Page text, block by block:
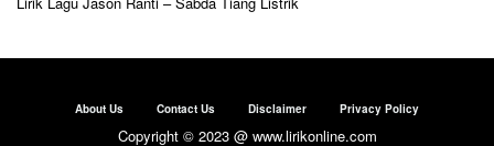
About Us Contact Us Disclaimer Privacy Policy
Copyright © 2023 @ www.lirikonline.com